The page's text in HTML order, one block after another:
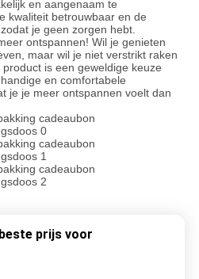
en aangenaam te
kwaliteit betrouwbaar en de
je geen zorgen hebt.
ontspannen! Wil je genieten
maar wil je niet verstrikt raken
is een geweldige keuze
en comfortabele
je je meer ontspannen voelt dan
prijs voor